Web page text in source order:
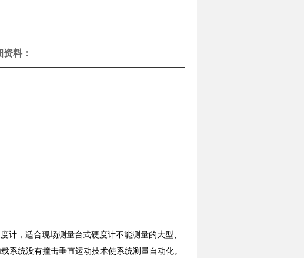
料：
计，适合现场测量台式硬度计不能测量的大型、
系统没有撞击垂直运动技术使系统测量自动化。